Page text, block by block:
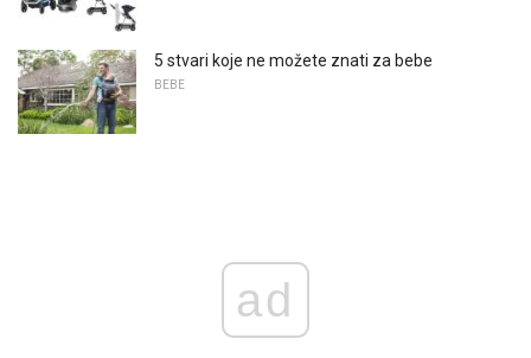
5 stvari koje ne možete znati za bebe
BEBE
ad